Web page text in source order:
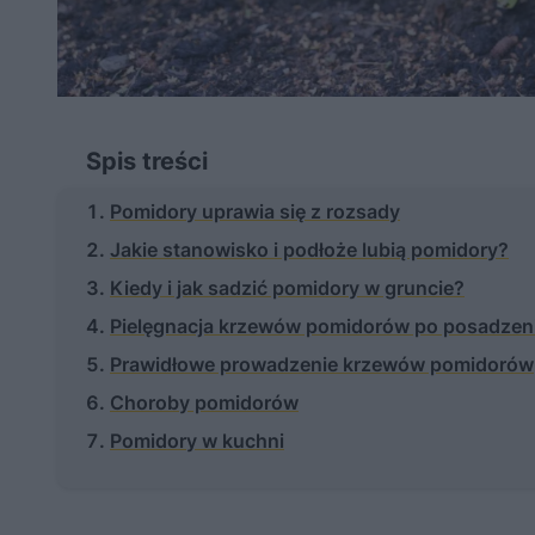
Spis treści
Pomidory uprawia się z rozsady
Jakie stanowisko i podłoże lubią pomidory?
Kiedy i jak sadzić pomidory w gruncie?
Pielęgnacja krzewów pomidorów po
Prawidłowe prowadzenie krzewów pomidorów
Choroby pomidorów
Pomidory w kuchni